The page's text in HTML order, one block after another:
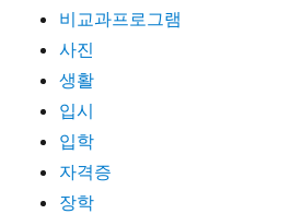
비교과프로그램
사진
생활
입시
입학
자격증
장학